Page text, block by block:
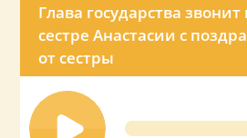
Глава государства
сестре Анастасии с
от сестры